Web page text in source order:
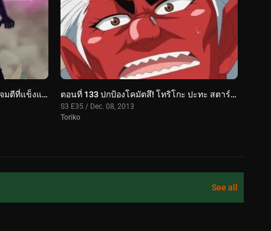
ตอนที่ 134 การต่อสู้อันดุเดือด! การโจมตีที่แข็งแกร่งที่สุดของโทริโกะ! ตอนที่ 133 ปกป้องโคมัตสึ! โทริโกะ ปะทะ สตาร์จุน!
S3 E35 / Dec. 08, 2013
Toriko
See all